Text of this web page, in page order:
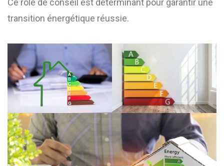
Ce rôle de conseil est déterminant pour garantir une
transition énergétique réussie.